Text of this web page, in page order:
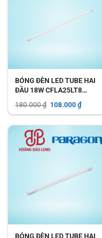
BÓNG ĐÈN LED TUBE HAI
ĐẦU 18W CFLA25LT8
180.000₫ Giá
là:
180.000 ₫.
108.000₫Giá
hiện
tại
là:
BÓNG ĐÈN LED TUBE HAI